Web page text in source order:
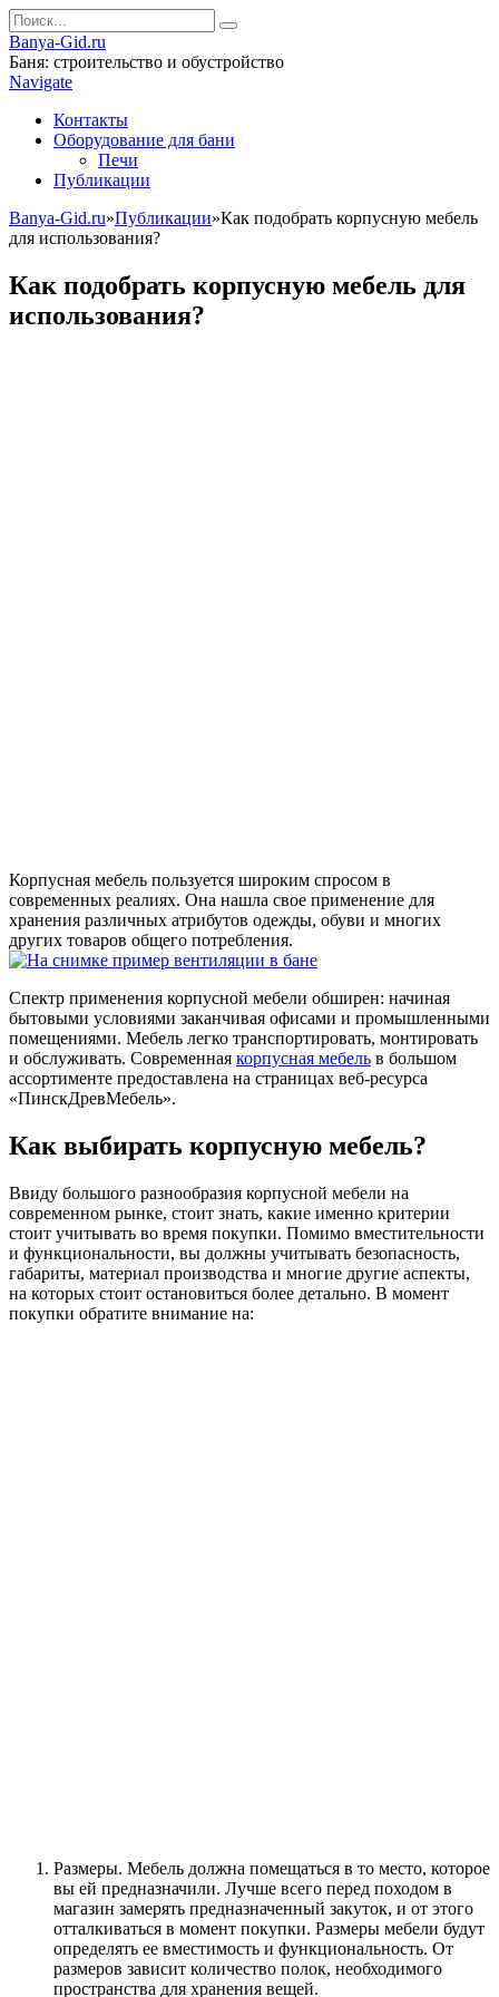
Banya-Gid.ru
Баня: строительство и обустройство
Navigate
Контакты
Оборудование для бани
Печи
Публикации
Banya-Gid.ru»Публикации»Как подобрать корпусную мебель
для использования?
Как подобрать корпусную мебель для
использования?
Корпусная мебель пользуется широким спросом в
современных реалиях. Она нашла свое применение для
хранения различных атрибутов одежды, обуви и многих
других товаров общего потребления.
Спектр применения корпусной мебели обширен: начиная
бытовыми условиями заканчивая офисами и промышленными
помещениями. Мебель легко транспортировать, монтировать
и обслуживать. Современная корпусная мебель в большом
ассортименте предоставлена на страницах веб-ресурса
«ПинскДревМебель».
Как выбирать корпусную мебель?
Ввиду большого разнообразия корпусной мебели на
современном рынке, стоит знать, какие именно критерии
стоит учитывать во время покупки. Помимо вместительности
и функциональности, вы должны учитывать безопасность,
габариты, материал производства и многие другие аспекты,
на которых стоит остановиться более детально. В момент
покупки обратите внимание на:
Размеры. Мебель должна помещаться в то место, которое
вы ей предназначили. Лучше всего перед походом в
магазин замерять предназначенный закуток, и от этого
отталкиваться в момент покупки. Размеры мебели будут
определять ее вместимость и функциональность. От
размеров зависит количество полок, необходимого
пространства для хранения вещей.